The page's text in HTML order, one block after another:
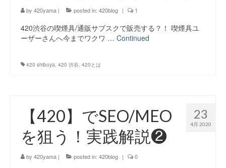
by 420yama | posted in: 420blog | 1
420渋谷の喫煙具/通販サブスクで販売する？！ 喫煙具ユ
ーザーさんへ今までワクワ … Continued
420 shibuya 420 渋谷 420とは
23
4月 2020
【420】でSEO/MEO
を狙う！実践解説❷
by 420yama | posted in: 420blog | 0